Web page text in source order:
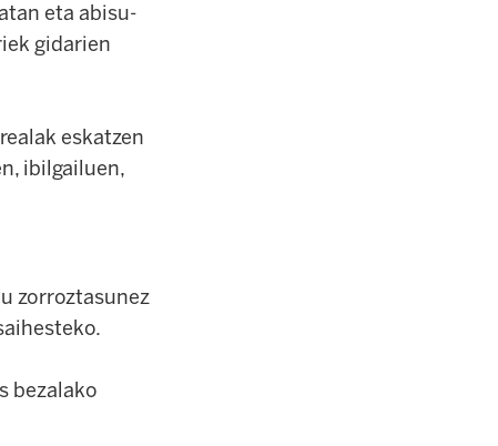
eta abisu-
gidarien
eskatzen
ibilgailuen,
zorroztasunez
bezalako